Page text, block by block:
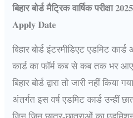
बिहार बोर्ड मैट्रिक वार्षिक परीक्षा
Apply Date
बिहार बोर्ड इंटरमीडिएट एडमिट
कार्ड का फॉर्म कब से कब तक भर
बिहार बोर्ड द्वारा तो जारी नहीं
अंतर्गत इस वर्ष एडमिट कार्ड उन्हीं